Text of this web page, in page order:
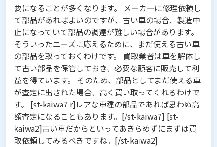
要になることが多くなります。 メーカーに修理依頼し
て部品があればよいのですが、古い車の場合、製造中
止になっていて部品の調達が難しい場合があります。
そういったニーズに応えるために、まだ使える古い車
の部品を取っておくわけです。 買取業者は車を解体し
て古い部品を保管しておき、必要な顧客に販売して利
益を得ています。 そのため、 部品としてまだ使える車
が査定に出された場合、高く買い取ってくれるわけで
す。 [st-kaiwa7 r]レアな車種の部品であれば思わぬ高
額査定になることもあります。[/st-kaiwa7] [st-
kaiwa2]古い車だからといってあきらめずにまずは買
取依頼してみるべきですね。[/st-kaiwa2]